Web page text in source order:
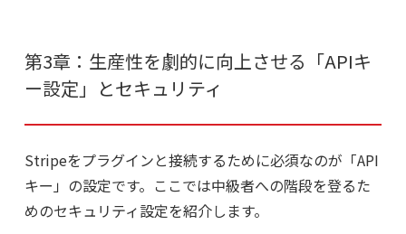
第3章：生産性を劇的に向上させる「APIキ
ー設定」とセキュリティ
Stripeをプラグインと接続するために必須なのが「API
キー」の設定です。ここでは中級者への階段を登るた
めのセキュリティ設定を紹介します。